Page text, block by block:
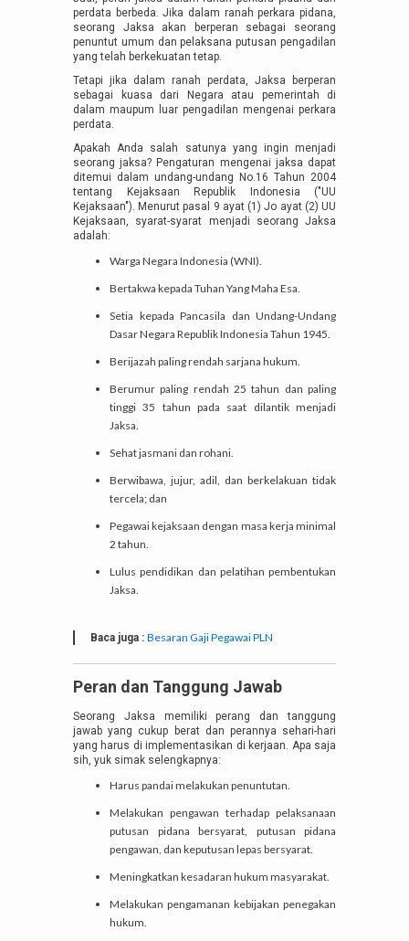
perdata berbeda. Jika dalam ranah perkara pidana,
seorang Jaksa akan berperan sebagai seorang
penuntut umum dan pelaksana putusan pengadilan
yang telah berkekuatan tetap.
Tetapi jika dalam ranah perdata, Jaksa berperan
sebagai kuasa dari Negara atau pemerintah di
dalam maupum luar pengadilan mengenai perkara
perdata.
Apakah Anda salah satunya yang ingin menjadi
seorang jaksa? Pengaturan mengenai jaksa dapat
ditemui dalam undang-undang No.16 Tahun 2004
tentang Kejaksaan Republik Indonesia ("UU
Kejaksaan"). Menurut pasal 9 ayat (1) Jo ayat (2) UU
Kejaksaan, syarat-syarat menjadi seorang Jaksa
adalah:
Warga Negara Indonesia (WNI).
Bertakwa kepada Tuhan Yang Maha Esa.
Setia kepada Pancasila dan Undang-Undang
Dasar Negara Republik Indonesia Tahun 1945.
Berijazah paling rendah sarjana hukum.
Berumur paling rendah 25 tahun dan paling
tinggi 35 tahun pada saat dilantik menjadi
Jaksa.
Sehat jasmani dan rohani.
Berwibawa, jujur, adil, dan berkelakuan tidak
tercela; dan
Pegawai kejaksaan dengan masa kerja minimal
2 tahun.
Lulus pendidikan dan pelatihan pembentukan
Jaksa.
Baca juga : Besaran Gaji Pegawai PLN
Peran dan Tanggung Jawab
Seorang Jaksa memiliki perang dan tanggung
jawab yang cukup berat dan perannya sehari-hari
yang harus di implementasikan di kerjaan. Apa saja
sih, yuk simak selengkapnya:
Harus pandai melakukan penuntutan.
Melakukan pengawan terhadap pelaksanaan
putusan pidana bersyarat, putusan pidana
pengawan, dan keputusan lepas bersyarat.
Meningkatkan kesadaran hukum masyarakat.
Melakukan pengamanan kebijakan penegakan
hukum.